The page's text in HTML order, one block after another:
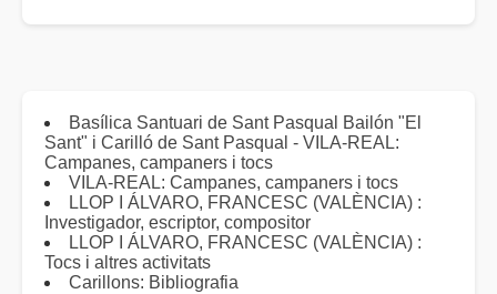
Basílica Santuari de Sant Pasqual Bailón "El
Sant" i Carilló de Sant Pasqual - VILA-REAL:
Campanes, campaners i tocs
VILA-REAL: Campanes, campaners i tocs
LLOP I ÁLVARO, FRANCESC (VALÈNCIA) :
Investigador, escriptor, compositor
LLOP I ÁLVARO, FRANCESC (VALÈNCIA) :
Tocs i altres activitats
Carillons: Bibliografia